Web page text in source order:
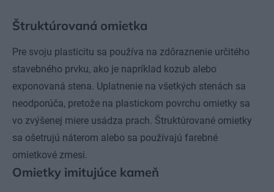
Štruktúrovaná omietka
Pre svoju plasticitu sa používa na zdôraznenie určitého
stavebného prvku, ako je napríklad kozub alebo
exponovaná stena. Uplatnenie na všetkých stenách sa
neodporúča, pretože na plastickom povrchu omietky sa
vo zvýšenej miere usádza prach. Štruktúrované omietky
sa ošetrujú náterom alebo sa používajú farebné
omietkové zmesi.
Omietky imitujúce kameň